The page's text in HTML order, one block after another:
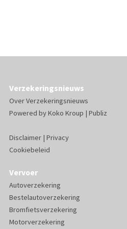
Verzekeringsnieuws
Over Verzekeringsnieuws
Powered byKoko Kroup | Publiz
Disclaimer| Privacy
Cookiebeleid
Vervoer
Autoverzekering
Bestelautoverzekering
Bromfietsverzekering
Motorverzekering